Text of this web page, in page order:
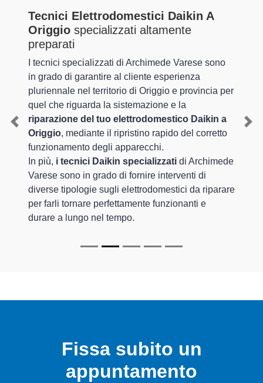
Tecnici Elettrodomestici Daikin A
Origgio specializzati altamente
preparati
I tecnici specializzati di Archimede Varese sono
in grado di garantire al cliente esperienza
pluriennale nel territorio di Origgio e provincia per
quel che riguarda la sistemazione e la
riparazione del tuo elettrodomestico Daikin a
Origgio, mediante il ripristino rapido del corretto
funzionamento degli apparecchi.
In più, i tecnici Daikin specializzati di Archimede
Varese sono in grado di fornire interventi di
diverse tipologie sugli elettrodomestici da riparare
per farli tornare perfettamente funzionanti e
durare a lungo nel tempo.
Previous
Fissa subito un
appuntamento